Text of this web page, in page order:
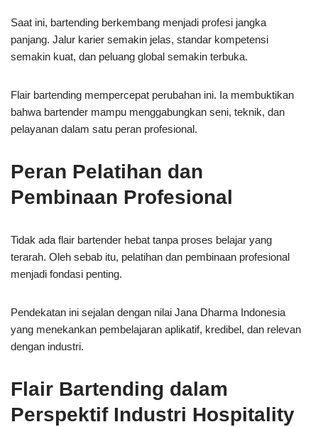
Saat ini, bartending berkembang menjadi profesi jangka
panjang. Jalur karier semakin jelas, standar kompetensi
semakin kuat, dan peluang global semakin terbuka.
Flair bartending mempercepat perubahan ini. Ia membuktikan
bahwa bartender mampu menggabungkan seni, teknik, dan
pelayanan dalam satu peran profesional.
Peran Pelatihan dan
Pembinaan Profesional
Tidak ada flair bartender hebat tanpa proses belajar yang
terarah. Oleh sebab itu, pelatihan dan pembinaan profesional
menjadi fondasi penting.
Pendekatan ini sejalan dengan nilai Jana Dharma Indonesia
yang menekankan pembelajaran aplikatif, kredibel, dan relevan
dengan industri.
Flair Bartending dalam
Perspektif Industri Hospitality